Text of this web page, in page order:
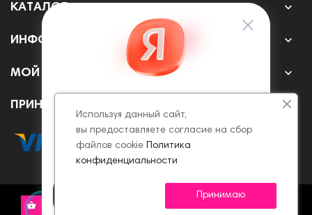
КАТАЛОГ 
ИНФОРМАЦИЯ 
МОЙ АККАУНТ 
ПРИНИМАЕМ К ОПЛАТЕ ОНЛАЙН
© 2022 - 2026 Все права защищены.
Используя данный сайт,
вы предоставляете согласие на сбор
файлов cookie Политика
конфиденциальности
Принимаю